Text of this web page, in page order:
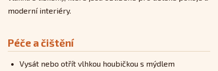
moderní interiéry.
Péče a čištění
Vysát nebo otřít vlhkou houbičkou s mýdlem